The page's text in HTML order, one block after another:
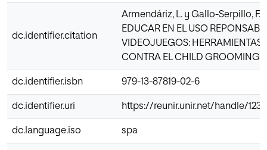
dc.identifier.citation
Armendáriz, L. y Gallo-Serpillo, F.
EDUCAR EN EL USO
VIDEOJUEGOS: HERRAMIENTAS
CONTRA EL CHILD GROOMING
dc.identifier.isbn 979-13-87819-02-6
dc.identifier.uri https://reunir.unir.net/handle/
dc.language.iso spa